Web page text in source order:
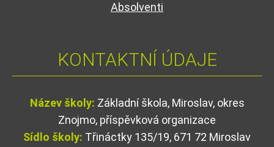
Absolventi
KONTAKTNÍ ÚDAJE
Název školy: Základní škola, Miroslav, okres
Znojmo, příspěvková organizace
Sídlo školy: Třináctky 135/19, 671 72 Miroslav